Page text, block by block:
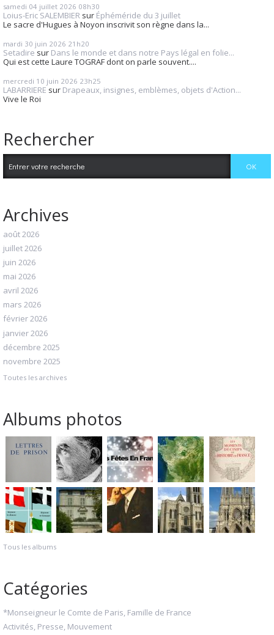
samedi 04 juillet 2026 08h30
Loius-Eric SALEMBIER sur Éphéméride du 3 juillet
Le sacre d'Hugues à Noyon inscrivit son règne dans la...
mardi 30 juin 2026 21h20
Setadire sur Dans le monde et dans notre Pays légal en folie...
Qui est cette Laure TOGRAF dont on parle souvent....
mercredi 10 juin 2026 23h25
LABARRIERE sur Drapeaux, insignes, emblèmes, objets d'Action...
Vive le Roi
Rechercher
Archives
août 2026
juillet 2026
juin 2026
mai 2026
avril 2026
mars 2026
février 2026
janvier 2026
décembre 2025
novembre 2025
Toutes les archives
Albums photos
Tous les albums
Catégories
*Monseigneur le Comte de Paris, Famille de France
Activités, Presse, Mouvement